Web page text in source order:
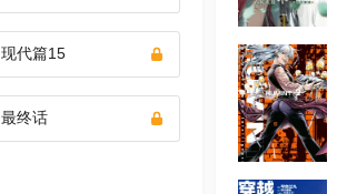
现代篇15
最终话